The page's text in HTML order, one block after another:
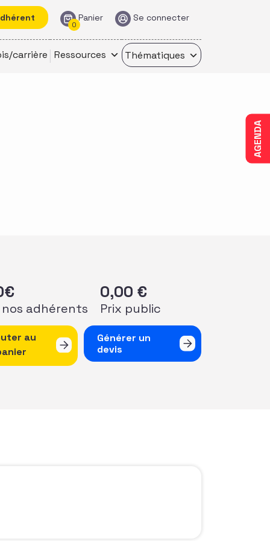
Panier
0
Se connecter
carrière Ressources Thématiques
AGENDA
€
adhérents
0,00 €
Prix public
Webinaire Hauts-de-France - #1 Le mécénat dans le
au
Générer un
devis